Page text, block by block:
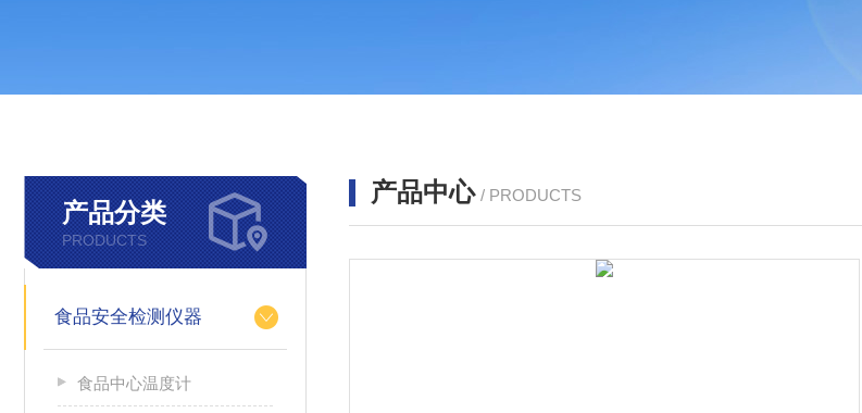
产品分类
PRODUCTS
食品安全检测仪器
食品中心温度计
产品中心 / PRODUCTS